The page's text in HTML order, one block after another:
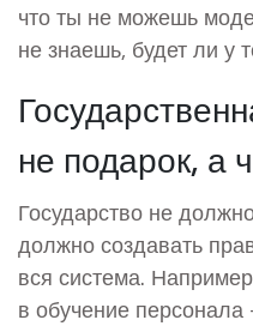
что ты не можешь
не знаешь, будет ли у
не подарок, а
Государство не
должно создавать
вся система.
в обучение